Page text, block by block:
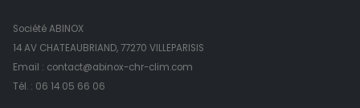
Société ABINOX
14 AV CHATEAUBRIAND, 77270 VILLEPARISIS
Email : contact@abinox-chr-clim.com
Tél. : 06 14 05 66 06